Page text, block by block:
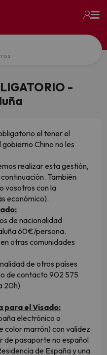
-
el tener el
Chino no les
realizar esta gestión,
También
vosotros con la
económico).
de nacionalidad
60€/persona.
otras comunidades
de otros países
de contacto 902 575
20h)
para el Visado:
electrónico o
color marrón) con validez
de pasaporte no español
de España y una